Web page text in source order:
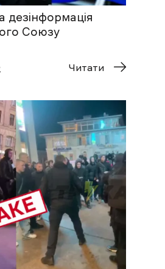
дезінформація
Союзу
Читати